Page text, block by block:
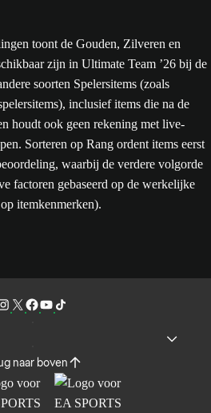
toont de Gouden, Zilveren en
zijn in Ultimate Team ’26 bij de
soorten Spelersitems (zoals
inclusief items die na de
houdt ook geen rekening met live-
Sorteren op Rang ordent items eerst
waarbij de verdere volgorde
factoren gebaseerd op de werkelijke
itemkenmerken).
naar boven